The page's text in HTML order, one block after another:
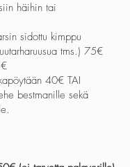
häihin tai
sidottu kimppu
tms.) 75€
40€ TAI
bestmanille sekä